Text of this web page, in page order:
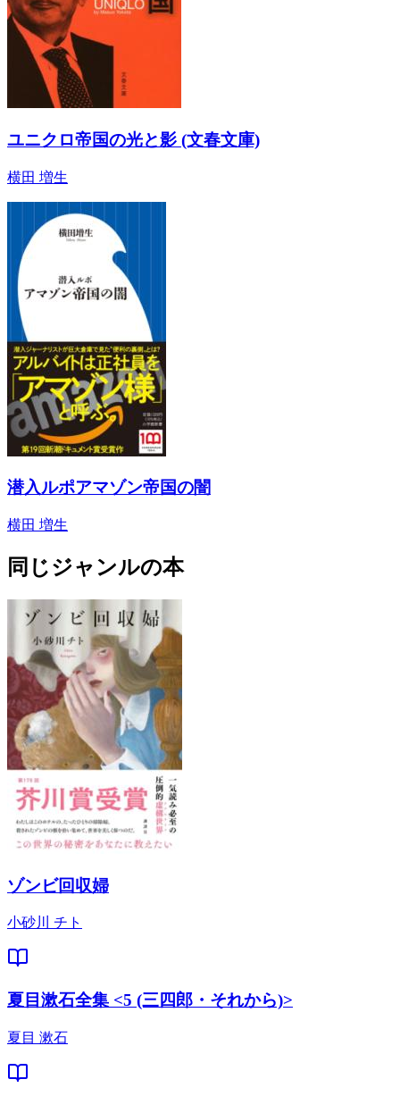
ユニクロ帝国の光と影 (文春文庫)
横田 増生
潜入ルポアマゾン帝国の闇
横田 増生
同じジャンルの本
ゾンビ回収婦
小砂川 チト
夏目漱石全集 <5 (三四郎・それから)>
夏目 漱石